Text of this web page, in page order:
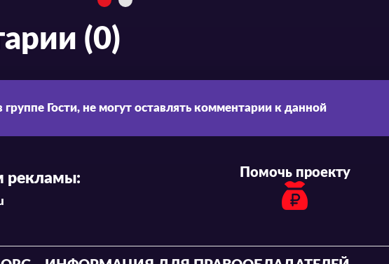
(0)
группе Гости, не могут оставлять комментарии к данной
рекламы: Помочь проекту